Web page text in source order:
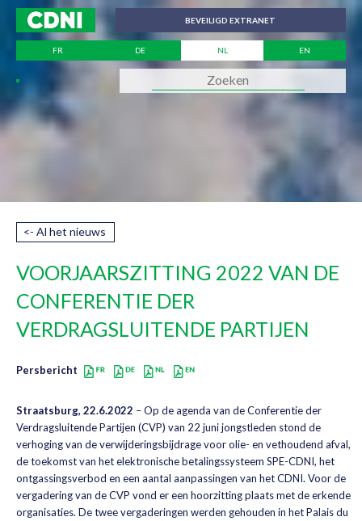
BEVEILIGD EXTRANET
FR DE NL EN
<- Al het nieuws
VOORJAARSZITTING 2022 VAN DE
CONFERENTIE DER
VERDRAGSLUITENDE PARTIJEN
Persbericht
Straatsburg, 22.6.2022 – Op de agenda van de Conferentie der
Verdragsluitende Partijen (CVP) van 22 juni jongstleden stond de
verhoging van de verwijderingsbijdrage voor olie- en vethoudend afval,
de toekomst van het elektronische betalingssysteem SPE-CDNI, het
ontgassingsverbod en een aantal aanpassingen van het CDNI. Voor de
vergadering van de CVP vond er een hoorzitting plaats met de erkende
organisaties. De twee vergaderingen werden gehouden in het Palais du
Cookies beheer paneel